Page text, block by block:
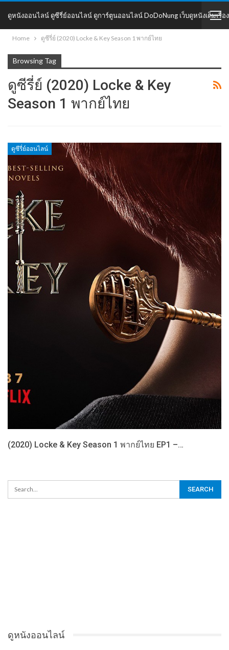
ดูหนังออนไลน์ ดูซีรี่ย์ออนไลน์ ดูการ์ตูนออนไลน์ DoDoNung เว็บดูหนังเต็มเรื่อง
DoDoNung
Home ดูซีรี่ย์ (2020) Locke & Key Season 1 พากย์ไทย
Browsing Tag
ดูซีรี่ย์ (2020) Locke & Key
Season 1 พากย์ไทย
ดูซีรี่ย์ออนไลน์
(2020) Locke & Key Season 1 พากย์ไทย EP1 –…
ดูหนังออนไลน์